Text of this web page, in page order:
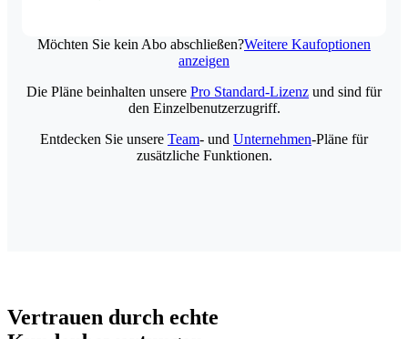
Möchten Sie kein Abo abschließen?Weitere Kaufoptionen
anzeigen
Die Pläne beinhalten unsere Pro Standard-Lizenz und sind für
den Einzelbenutzerzugriff.
Entdecken Sie unsere Team- und Unternehmen-Pläne für
zusätzliche Funktionen.
Vertrauen durch echte